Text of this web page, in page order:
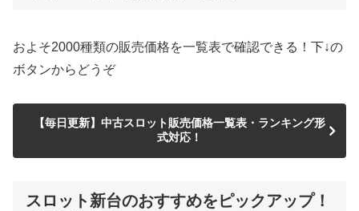
およそ2000種類の販売価格を一覧表で確認できる！下↓の
ボタンからどうぞ
【毎日更新】中古スロット販売価格一覧表・ランキング形
式対応！
スロット新台のおすすめをピックアップ！